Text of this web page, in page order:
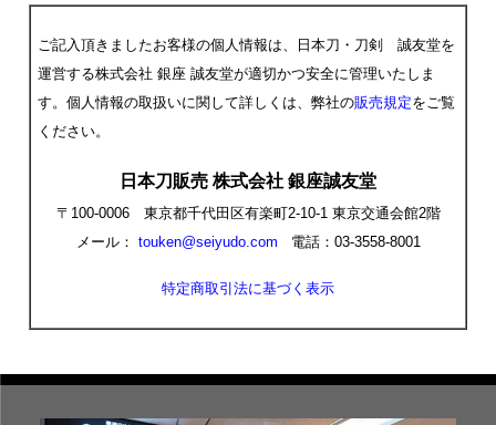
ご記入頂きましたお客様の個人情報は、日本刀・刀剣 誠友堂を
運営する株式会社 銀座 誠友堂が適切かつ安全に管理いたしま
す。個人情報の取扱いに関して詳しくは、弊社の販売規定をご覧
ください。
日本刀販売 株式会社 銀座誠友堂
〒100-0006 東京都千代田区有楽町2-10-1 東京交通会館2階
メール： touken@seiyudo.com 電話：03-3558-8001
特定商取引法に基づく表示